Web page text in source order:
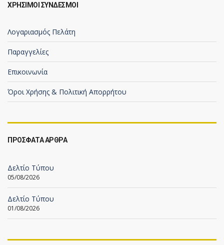
ΧΡΗΣΙΜΟΙ ΣΥΝΔΕΣΜΟΙ
Λογαριασμός Πελάτη
Παραγγελίες
Επικοινωνία
Όροι Χρήσης & Πολιτική Απορρήτου
ΠΡΟΣΦΑΤΑ ΑΡΘΡΑ
Δελτίο Τύπου
05/08/2026
Δελτίο Τύπου
01/08/2026